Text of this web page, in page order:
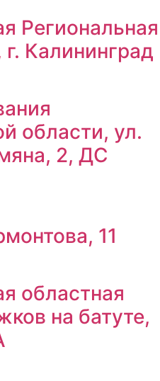
Региональная
Калининград
области, ул.
2, ДС
11
областная
на батуте,